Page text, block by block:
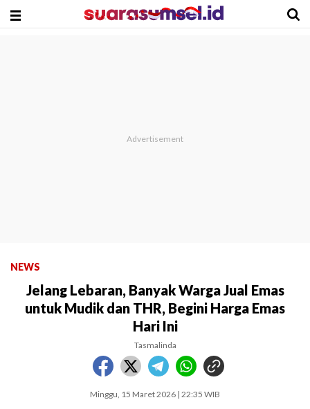
NEWS
Jelang Lebaran, Banyak Warga Jual Emas
untuk Mudik dan THR, Begini Harga Emas
Hari Ini
Tasmalinda
Minggu, 15 Maret 2026 | 22:35 WIB